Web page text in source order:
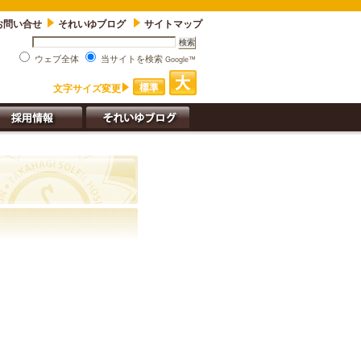
問い合せ それいゆブログ サイトマップ
ウェブ全体 当サイトを検索 Google™
文字サイズ変更